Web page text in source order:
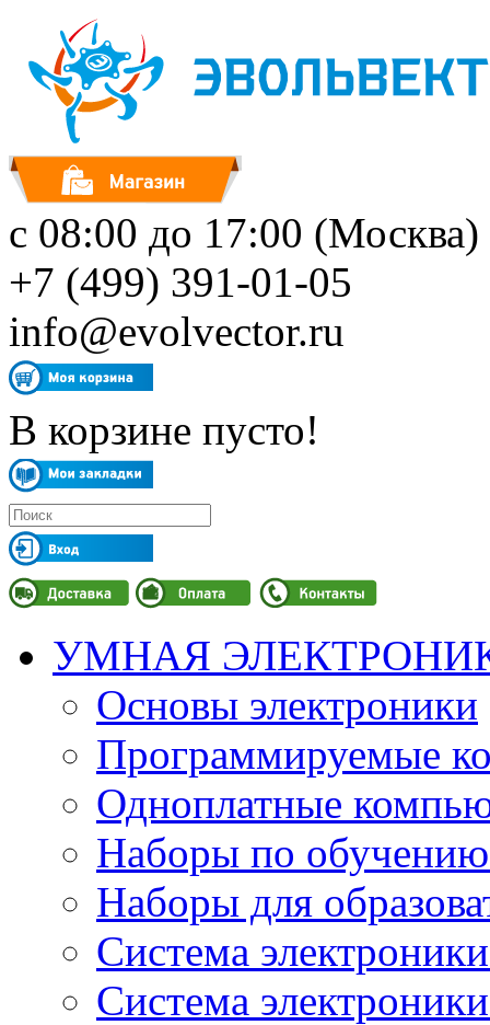
с 08:00 до 17:00 (Москва)
+7 (499) 391-01-05
info@evolvector.ru
В корзине пусто!
УМНАЯ
Основы электроники
Программируемые
Одноплатные
Наборы по
Наборы для
Система
Система